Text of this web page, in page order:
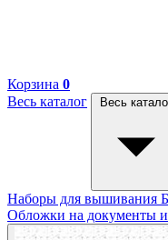
Корзина 0
Весь каталог
Весь
Наборы для вышивания
Обложки на документы